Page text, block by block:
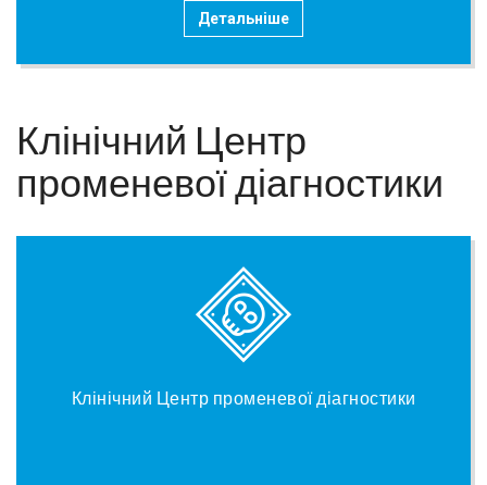
Детальніше
Клінічний Центр
променевої діагностики
Клінічний Центр променевої діагностики